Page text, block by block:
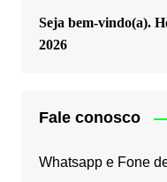
Seja bem-vindo(a).
2026
Fale conosco
Whatsapp e Fone